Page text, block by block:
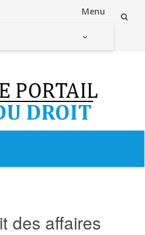
Menu
des affaires